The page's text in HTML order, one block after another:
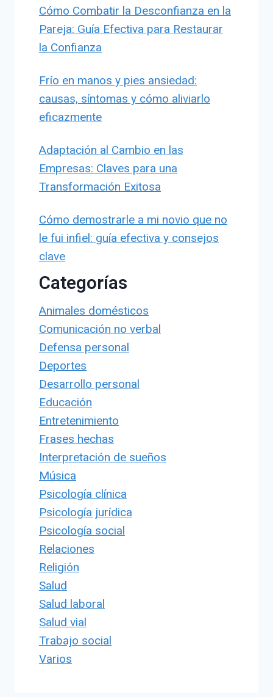
Cómo Combatir la Desconfianza en la
Pareja: Guía Efectiva para Restaurar
la Confianza
Frío en manos y pies ansiedad:
causas, síntomas y cómo aliviarlo
eficazmente
Adaptación al Cambio en las
Empresas: Claves para una
Transformación Exitosa
Cómo demostrarle a mi novio que no
le fui infiel: guía efectiva y consejos
clave
Categorías
Animales domésticos
Comunicación no verbal
Defensa personal
Deportes
Desarrollo personal
Educación
Entretenimiento
Frases hechas
Interpretación de sueños
Música
Psicología clínica
Psicología jurídica
Psicología social
Relaciones
Religión
Salud
Salud laboral
Salud vial
Trabajo social
Varios